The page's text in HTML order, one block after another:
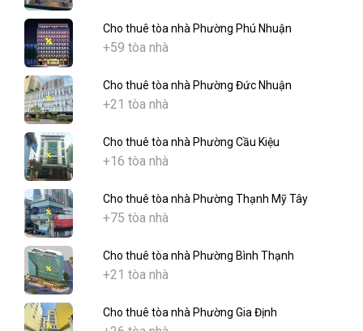
Cho thuê tòa nhà Phường Phú Nhuận
+59 tòa nhà
Cho thuê tòa nhà Phường Đức Nhuận
+21 tòa nhà
Cho thuê tòa nhà Phường Cầu Kiệu
+16 tòa nhà
Cho thuê tòa nhà Phường Thạnh Mỹ Tây
+75 tòa nhà
Cho thuê tòa nhà Phường Bình Thạnh
+21 tòa nhà
Cho thuê tòa nhà Phường Gia Định